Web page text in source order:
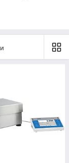
1×Ethernet,